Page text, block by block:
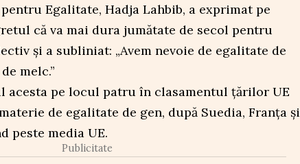
Egalitate, Hadja Lahbib, a exprimat pe
că va mai dura jumătate de secol pentru
și a subliniat: „Avem nevoie de egalitate de
melc.”
acesta pe locul patru în clasamentul țărilor UE
de egalitate de gen, după Suedia, Franța și
peste media UE.
Publicitate